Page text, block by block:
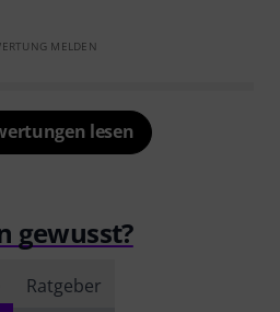
MELDEN
lesen
gewusst?
Ratgeber